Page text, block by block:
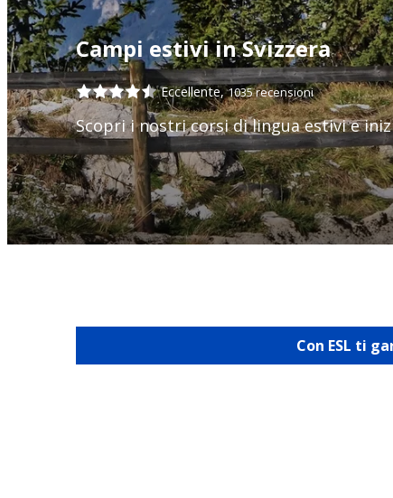
Campi estivi in Svizzera
Eccellente,1035 recensioni
Scopri i nostri corsi di lingua estivi e
Con ESL ti